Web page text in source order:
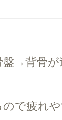
→背骨が
で疲れ